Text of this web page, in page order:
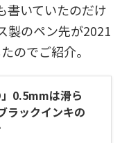
書いていたのだけ
製のペン先が2021
のでご紹介。
」0.5mmは滑ら
ラックインキの